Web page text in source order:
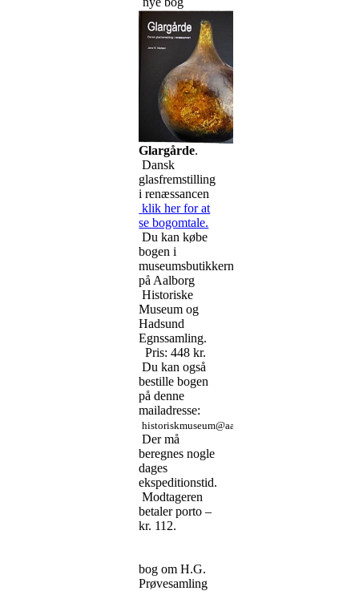
Glargårde.
Dansk
glasfremstilling
i renæssancen
klik her for at
se bogomtale.
Du kan købe
bogen i
museumsbutikkerne
på Aalborg
Historiske
Museum og
Hadsund
Egnssamling.
Pris: 448 kr.
Du kan også
bestille bogen
på denne
mailadresse:
historiskmuseum@aalborg.dk
Der må
beregnes nogle
dages
ekspeditionstid.
Modtageren
betaler porto –
kr. 112.
bog om H.G.
Prøvesamling